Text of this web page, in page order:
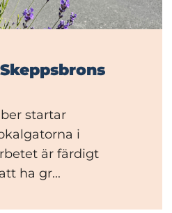
startar
i
är färdigt
ha gr...